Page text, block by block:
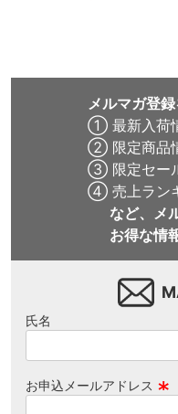
BROWN/BLACKスケ
メルマガ登
① 最新入荷
② 限定商品
③ 限定セー
④ 売上ラン
など、メ
お得な情
氏名
お申込メールアドレス